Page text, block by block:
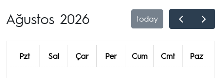
Ağustos 2026 today
Pzt Sal Çar Per Cum Cmt Paz